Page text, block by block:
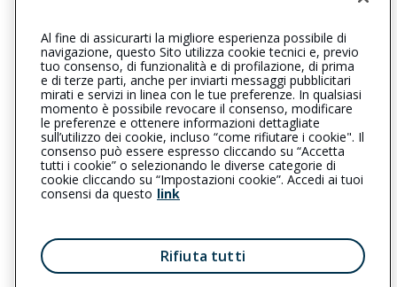
parmacornocchio@cattolica.it
assicap@pec.it
SOCIAL
L’intermediario è soggetto al controllo dell’IVASS. Consulta il
Registro RUI al seguentelink
Privacy | Cookie |
Il Gruppo Generali
Reclami
| Note legali | Accessibilità
Al fine di assicurarti la migliore esperienza possibile di
navigazione, questo Sito utilizza cookie tecnici e, previo
tuo consenso, di funzionalità e di profilazione, di prima
e di terze parti, anche per inviarti messaggi pubblicitari
mirati e servizi in linea con le tue preferenze. In qualsiasi
momento è possibile revocare il consenso, modificare
le preferenze e ottenere informazioni dettagliate
sull’utilizzo dei cookie, incluso “come rifiutare i cookie". Il
consenso può essere espresso cliccando su “Accetta
tutti i cookie” o selezionando le diverse categorie di
cookie cliccando su “Impostazioni cookie”. Accedi ai tuoi
consensi da questo link
Rifiuta tutti